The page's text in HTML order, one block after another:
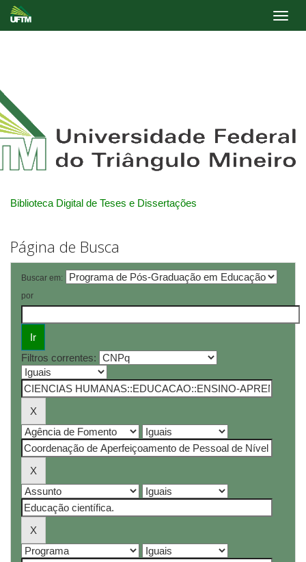
Biblioteca Digital de Teses e Dissertações
Página de Busca
Buscar em:
por
Filtros correntes: